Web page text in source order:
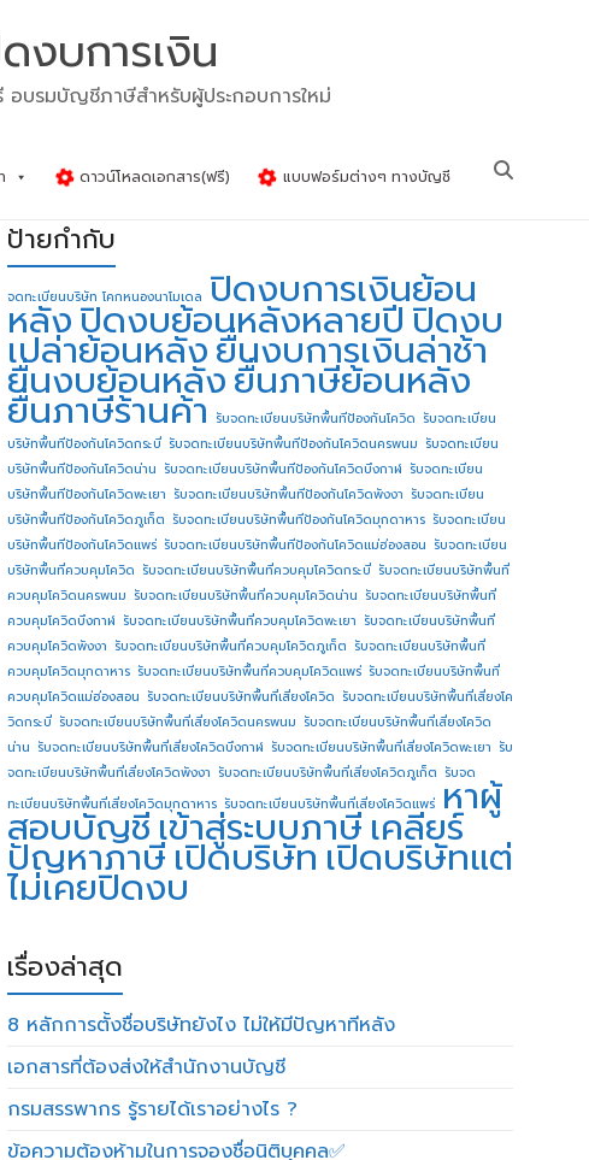
บการเงิน
บรมบัญชีภาษีสำหรับผู้ประกอบการใหม่
ดาวน์โหลดเอกสาร(ฟรี) แบบฟอร์มต่างๆ ทางบัญชี
ป้ายกำกับ
จดทะเบียนบริษัท โคกหนองนาโมเดล ปิดงบการเงินย้อน
หลังปิดงบย้อนหลังหลายปี ปิดงบ
เปล่าย้อนหลังยื่นงบการเงินล่าช้า
ยื่นงบย้อนหลังยื่นภาษีย้อนหลัง
ยื่นภาษีร้านค้า รับจดทะเบียนบริษัทพื้นทีป้องกันโควิด รับจดทะเบียน
บริษัทพื้นทีป้องกันโควิดกระบี่ รับจดทะเบียนบริษัทพื้นทีป้องกันโควิดนครพนม รับจดทะเบียน
บริษัทพื้นทีป้องกันโควิดน่าน รับจดทะเบียนบริษัทพื้นทีป้องกันโควิดบึงกาฬ รับจดทะเบียน
บริษัทพื้นทีป้องกันโควิดพะเยา รับจดทะเบียนบริษัทพื้นทีป้องกันโควิดพังงา รับจดทะเบียน
บริษัทพื้นทีป้องกันโควิดภูเก็ต รับจดทะเบียนบริษัทพื้นทีป้องกันโควิดมุกดาหาร รับจดทะเบียน
บริษัทพื้นทีป้องกันโควิดแพร่ รับจดทะเบียนบริษัทพื้นทีป้องกันโควิดแม่ฮ่องสอน รับจดทะเบียน
บริษัทพื้นที่ควบคุมโควิด รับจดทะเบียนบริษัทพื้นที่ควบคุมโควิดกระบี่ รับจดทะเบียนบริษัทพื้นที่
ควบคุมโควิดนครพนม รับจดทะเบียนบริษัทพื้นที่ควบคุมโควิดน่าน รับจดทะเบียนบริษัทพื้นที่
ควบคุมโควิดบึงกาฬ รับจดทะเบียนบริษัทพื้นที่ควบคุมโควิดพะเยา รับจดทะเบียนบริษัทพื้นที่
ควบคุมโควิดพังงา รับจดทะเบียนบริษัทพื้นที่ควบคุมโควิดภูเก็ต รับจดทะเบียนบริษัทพื้นที่
ควบคุมโควิดมุกดาหาร รับจดทะเบียนบริษัทพื้นที่ควบคุมโควิดแพร่ รับจดทะเบียนบริษัทพื้นที่
ควบคุมโควิดแม่ฮ่องสอน รับจดทะเบียนบริษัทพื้นที่เสี่ยงโควิด รับจดทะเบียนบริษัทพื้นที่เสี่ยงโค
วิดกระบี่ รับจดทะเบียนบริษัทพื้นที่เสี่ยงโควิดนครพนม รับจดทะเบียนบริษัทพื้นที่เสี่ยงโควิด
น่าน รับจดทะเบียนบริษัทพื้นที่เสี่ยงโควิดบึงกาฬ รับจดทะเบียนบริษัทพื้นที่เสี่ยงโควิดพะเยา รับ
จดทะเบียนบริษัทพื้นที่เสี่ยงโควิดพังงา รับจดทะเบียนบริษัทพื้นที่เสี่ยงโควิดภูเก็ต รับจด
ทะเบียนบริษัทพื้นที่เสี่ยงโควิดมุกดาหาร รับจดทะเบียนบริษัทพื้นที่เสี่ยงโควิดแพร่ หาผู้
สอบบัญชี เข้าสู่ระบบภาษี เคลียร์
ปัญหาภาษีเปิดบริษัทเปิดบริษัทแต่
ไม่เคยปิดงบ
เรื่องล่าสุด
8 หลักการตั้งชื่อบริษัทยังไง ไม่ให้มีปัญหาทีหลัง
เอกสารที่ต้องส่งให้สำนักงานบัญชี
กรมสรรพากร รู้รายได้เราอย่างไร ?
ข้อความต้องห้ามในการจองชื่อนิติบุคคล✅